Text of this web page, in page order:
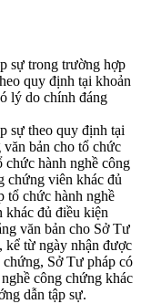
sự trong trường hợp
quy định tại khoản
lý do chính đáng
sự theo quy định tại
bản cho tổ chức
chức hành nghề công
chứng viên khác đủ
tổ chức hành nghề
khác đủ điều kiện
văn bản cho Sở Tư
kể từ ngày nhận được
chứng, Sở Tư pháp có
công chứng khác
dẫn tập sự.